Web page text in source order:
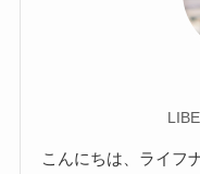
こんにちは、ライフ